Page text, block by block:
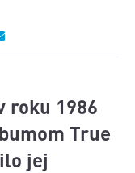
roku 1986
True
jej